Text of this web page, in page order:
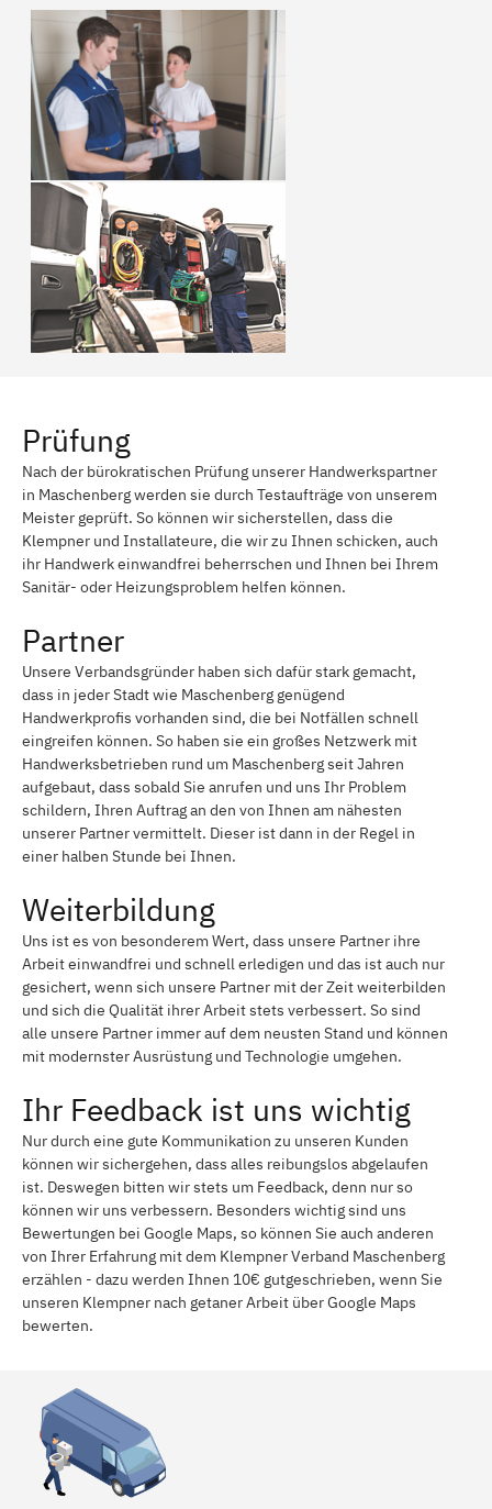
Prüfung
Nach der bürokratischen Prüfung unserer Handwerkspartner
in Maschenberg werden sie durch Testaufträge von unserem
Meister geprüft. So können wir sicherstellen, dass die
Klempner und Installateure, die wir zu Ihnen schicken, auch
ihr Handwerk einwandfrei beherrschen und Ihnen bei Ihrem
Sanitär- oder Heizungsproblem helfen können.
Partner
Unsere Verbandsgründer haben sich dafür stark gemacht,
dass in jeder Stadt wie Maschenberg genügend
Handwerkprofis vorhanden sind, die bei Notfällen schnell
eingreifen können. So haben sie ein großes Netzwerk mit
Handwerksbetrieben rund um Maschenberg seit Jahren
aufgebaut, dass sobald Sie anrufen und uns Ihr Problem
schildern, Ihren Auftrag an den von Ihnen am nähesten
unserer Partner vermittelt. Dieser ist dann in der Regel in
einer halben Stunde bei Ihnen.
Weiterbildung
Uns ist es von besonderem Wert, dass unsere Partner ihre
Arbeit einwandfrei und schnell erledigen und das ist auch nur
gesichert, wenn sich unsere Partner mit der Zeit weiterbilden
und sich die Qualität ihrer Arbeit stets verbessert. So sind
alle unsere Partner immer auf dem neusten Stand und können
mit modernster Ausrüstung und Technologie umgehen.
Ihr Feedback ist uns wichtig
Nur durch eine gute Kommunikation zu unseren Kunden
können wir sichergehen, dass alles reibungslos abgelaufen
ist. Deswegen bitten wir stets um Feedback, denn nur so
können wir uns verbessern. Besonders wichtig sind uns
Bewertungen bei Google Maps, so können Sie auch anderen
von Ihrer Erfahrung mit dem Klempner Verband Maschenberg
erzählen - dazu werden Ihnen 10€ gutgeschrieben, wenn Sie
unseren Klempner nach getaner Arbeit über Google Maps
bewerten.